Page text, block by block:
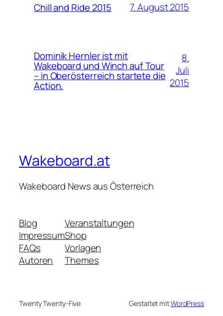
Chill and Ride 2015 7. August 2015
Dominik Hernler ist mit
Wakeboard und Winch auf Tour
– in Oberösterreich startete die
Action.
8.
Juli
2015
Wakeboard.at
Wakeboard News aus Österreich
Blog
Impressum
FAQs
Autoren
Veranstaltungen
Shop
Vorlagen
Themes
Twenty Twenty-Five Gestaltet mitWordPress